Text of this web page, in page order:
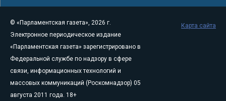
© «Парламентская газета», 2026 г.
Электронное периодическое издание
«Парламентская газета» зарегистрировано в
Федеральной службе по надзору в сфере
связи, информационных технологий и
массовых коммуникаций (Роскомнадзор) 05
августа 2011 года. 18+
Карта сайта